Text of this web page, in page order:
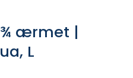
¾ ærmet |
L